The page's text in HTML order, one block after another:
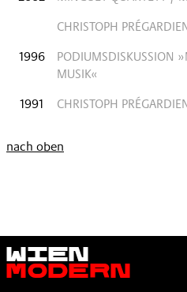
CHRISTOPH
1996
PODIUMSDISKUSSION
MUSIK«
1991
CHRISTOPH
nach oben
Wien
Modern